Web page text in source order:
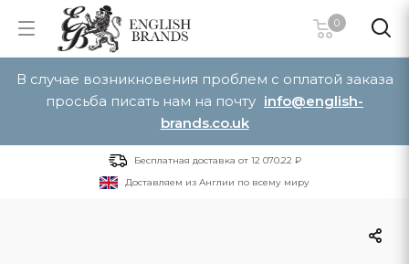
0
В случае возникновения проблем с оплатой заказа
просьба писать нам на почту info@english-
brands.co.uk
Бесплатная доставка от 12 070.22 ₽
Доставляем из Англии по всему миру